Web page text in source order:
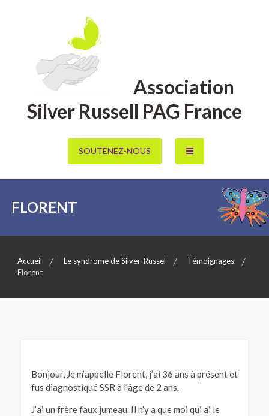
Association
Silver Russell PAG France
SOUTENEZ-NOUS
FLORENT
Accueil Le syndrome de Silver-Russel
Témoignages
Florent
Bonjour, Je m’appelle Florent, j’ai 36 ans à présent et
fus diagnostiqué SSR à l’âge de 2 ans.
J’ai un frère faux jumeau. Il n’y a que moi qui ai le